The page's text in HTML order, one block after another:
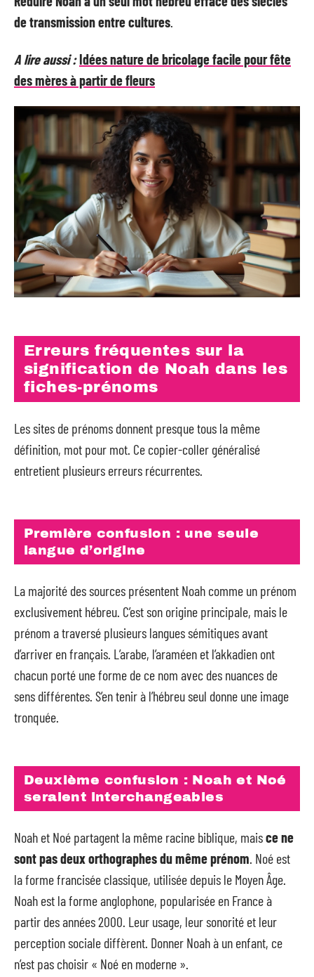
de transmission entre cultures.
A lire aussi :Idées nature de bricolage facile pour fête
des mères à partir de fleurs
Erreurs fréquentes sur la
signification de Noah dans les
fiches-prénoms
Les sites de prénoms donnent presque tous la même
définition, mot pour mot. Ce copier-coller généralisé
entretient plusieurs erreurs récurrentes.
Première confusion : une seule
langue d’origine
La majorité des sources présentent Noah comme un prénom
exclusivement hébreu. C’est son origine principale, mais le
prénom a traversé plusieurs langues sémitiques avant
d’arriver en français. L’arabe, l’araméen et l’akkadien ont
chacun porté une forme de ce nom avec des nuances de
sens différentes. S’en tenir à l’hébreu seul donne une image
tronquée.
Deuxième confusion : Noah et Noé
seraient interchangeables
Noah et Noé partagent la même racine biblique, maisce ne
sont pas deux orthographes du même prénom. Noé est
la forme francisée classique, utilisée depuis le Moyen Âge.
Noah est la forme anglophone, popularisée en France à
partir des années 2000. Leur usage, leur sonorité et leur
perception sociale diffèrent. Donner Noah à un enfant, ce
n’est pas choisir « Noé en moderne ».